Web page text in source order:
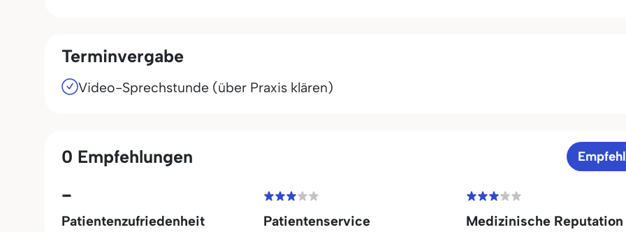
Terminvergabe
Video-Sprechstunde (über Praxis klären)
0 Empfehlungen
-
Patientenzufriedenheit Patientenservice Medizinische Reputation